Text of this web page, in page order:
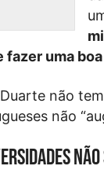
fazer uma
não
não
não